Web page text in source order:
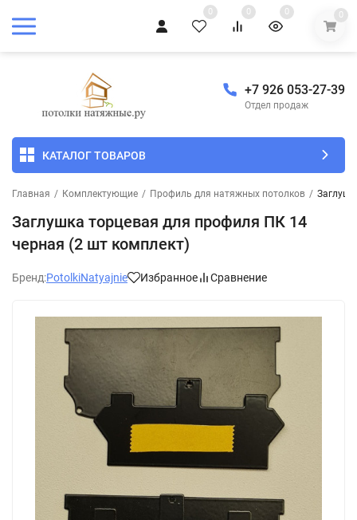
0 0 0 0
+7 926 053-27-39
Отдел продаж
КАТАЛОГ ТОВАРОВ
Главная / Комплектующие / Профиль для натяжных потолков /
Заглушка торцевая для профиля ПК 14
черная (2 шт комплект)
Бренд:PotolkiNatyajnie Избранное Сравнение